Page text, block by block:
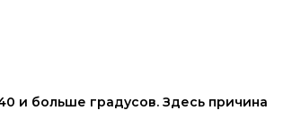
и больше градусов. Здесь причина